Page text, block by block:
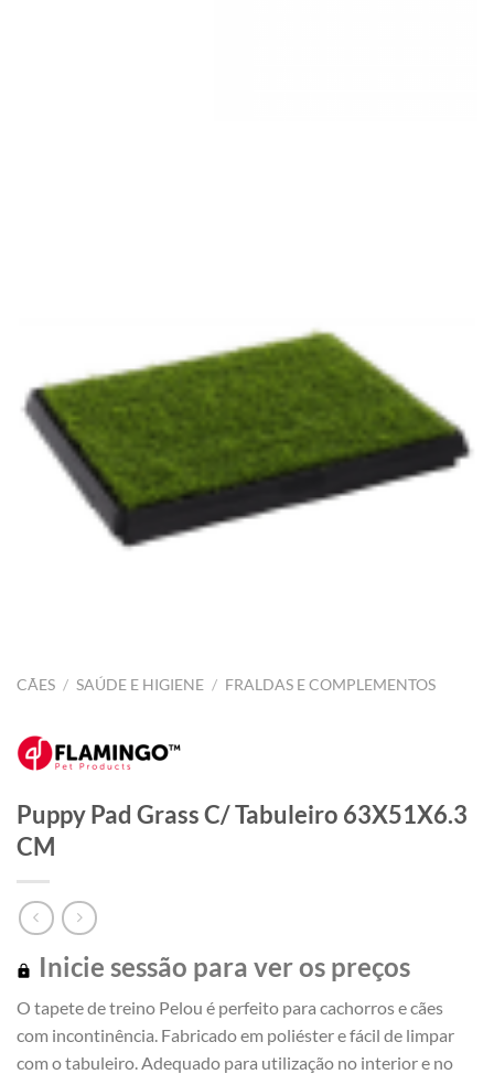
CÃES / SAÚDE E HIGIENE / FRALDAS E COMPLEMENTOS
Puppy Pad Grass C/ Tabuleiro 63X51X6.3
CM
Inicie sessão para ver os preços
O tapete de treino Pelou é perfeito para cachorros e cães
com incontinência. Fabricado em poliéster e fácil de limpar
com o tabuleiro. Adequado para utilização no interior e no